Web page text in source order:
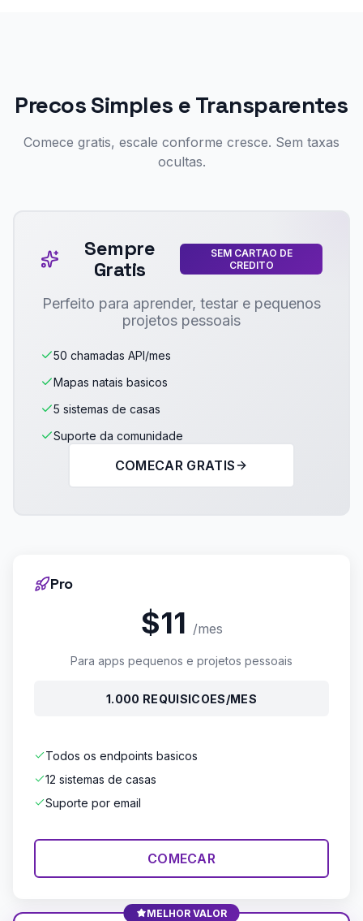
Precos Simples e Transparentes
Comece gratis, escale conforme cresce. Sem taxas
ocultas.
Sempre
Gratis
SEM CARTAO DE
CREDITO
Perfeito para aprender, testar e pequenos
projetos pessoais
50 chamadas API/mes
Mapas natais basicos
5 sistemas de casas
Suporte da comunidade
COMECAR GRATIS
Pro
$11 /mes
Para apps pequenos e projetos pessoais
1.000 REQUISICOES/MES
Todos os endpoints basicos
12 sistemas de casas
Suporte por email
COMECAR
MELHOR VALOR